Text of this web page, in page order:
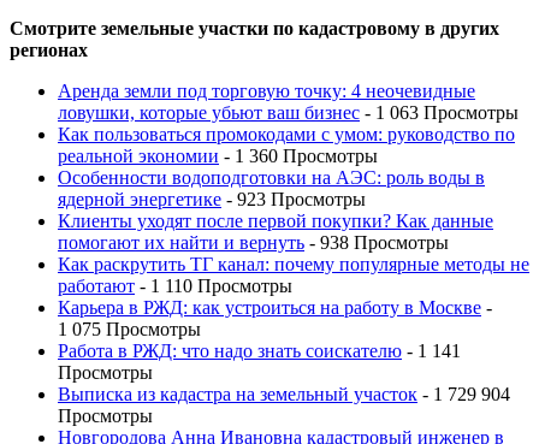
Смотрите земельные участки по кадастровому в других
регионах
Аренда земли под торговую точку: 4 неочевидные
ловушки, которые убьют ваш бизнес - 1 063 Просмотры
Как пользоваться промокодами с умом: руководство по
реальной экономии - 1 360 Просмотры
Особенности водоподготовки на АЭС: роль воды в
ядерной энергетике - 923 Просмотры
Клиенты уходят после первой покупки? Как данные
помогают их найти и вернуть - 938 Просмотры
Как раскрутить ТГ канал: почему популярные методы не
работают - 1 110 Просмотры
Карьера в РЖД: как устроиться на работу в Москве -
1 075 Просмотры
Работа в РЖД: что надо знать соискателю - 1 141
Просмотры
Выписка из кадастра на земельный участок - 1 729 904
Просмотры
Новгородова Анна Ивановна кадастровый инженер в